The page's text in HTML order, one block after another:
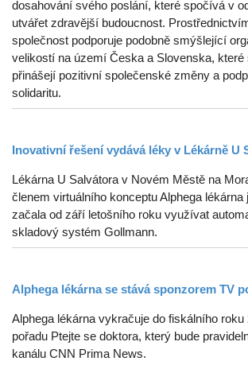
dosahování svého poslání, které spočívá v
utvářet zdravější budoucnost.
společnost podporuje podobně smýšlející
velikostí na území Česka a Slovenska, které
přinášejí pozitivní společenské změny a
solidaritu.
Inovativní řešení vydává léky v Lékárně U
Lékárna U Salvátora v Novém Městě na
členem virtuálního konceptu Alphega lékárna
začala od září letošního roku využívat
skladový systém Gollmann.
Alphega lékárna se stává sponzorem TV
Alphega lékárna vykračuje do fiskálního
pořadu Ptejte se doktora, který bude
kanálu CNN Prima News.